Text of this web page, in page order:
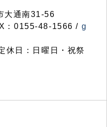
通南31-56
：0155-48-1566 / g
休日：日曜日・祝祭